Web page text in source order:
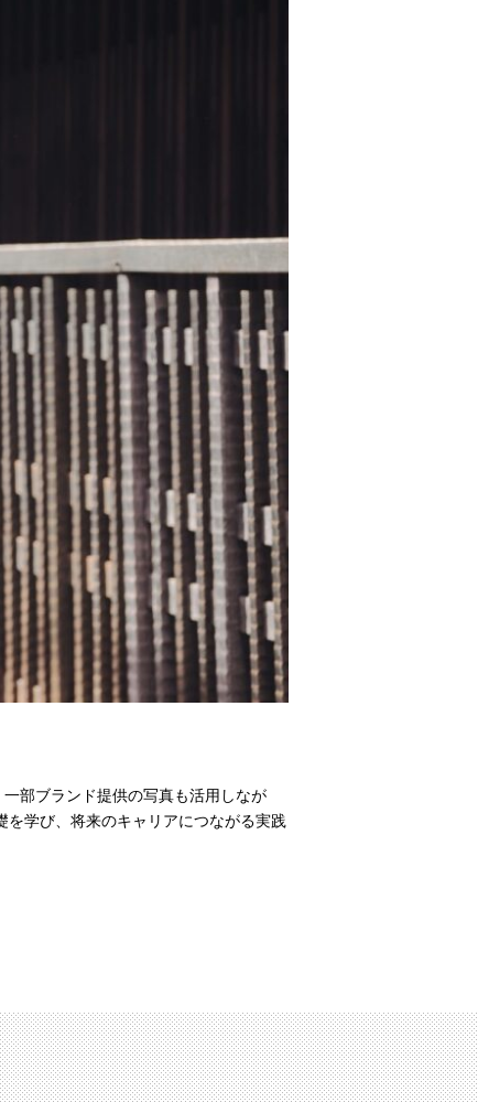
部ブランド提供の写真も活用しなが
学び、将来のキャリアにつながる実践